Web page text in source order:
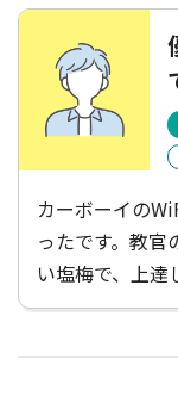
カーボーイの
ったです。教官
い塩梅で、上達